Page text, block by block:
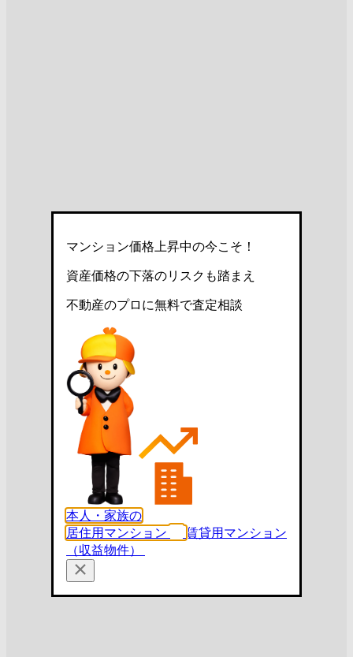
マンション価格上昇中の今こそ！
資産価格の下落のリスクも踏まえ
不動産のプロに無料で査定相談
本人・家族の
居住用マンション
賃貸用マンション
（収益物件）